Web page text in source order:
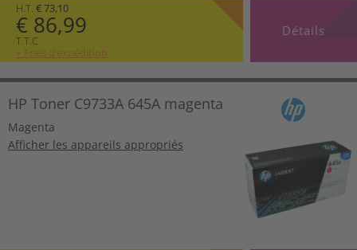
H.T. € 73,10
€ 86,99
T.T.C
+ Frais d’expédition
Détails
HP Toner C9733A 645A magenta
Magenta
Afficher les appareils appropriés